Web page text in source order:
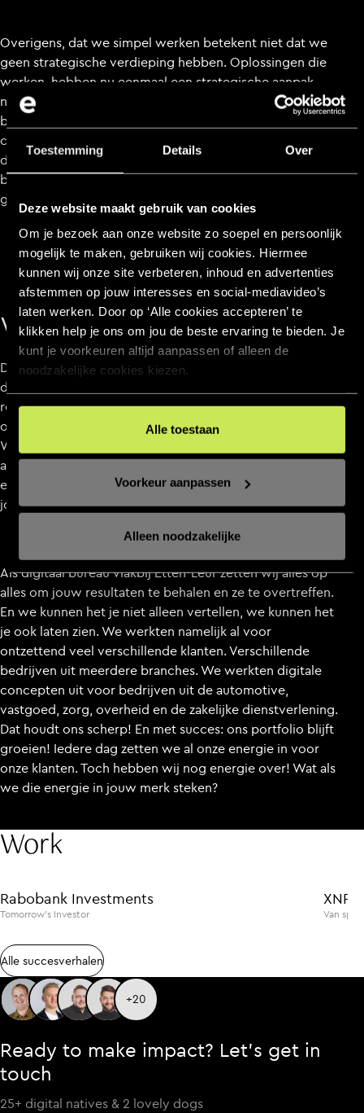
Toestemming Details Over
Deze website maakt gebruik van cookies
Om je bezoek aan onze website zo soepel en persoonlijk
mogelijk te maken, gebruiken wij cookies. Hiermee
kunnen wij onze site verbeteren, inhoud en advertenties
afstemmen op jouw interesses en social‑mediavideo’s
laten werken. Door op ‘Alle cookies accepteren’ te
klikken help je ons om jou de beste ervaring te bieden. Je
kunt je voorkeuren altijd aanpassen of alleen de
noodzakelijke cookies kiezen.
Alle toestaan
Voorkeur aanpassen
Alleen noodzakelijke
Overigens, dat we simpel werken betekent niet dat we
geen strategische verdieping hebben. Oplossingen die
werken, hebben nu eenmaal een strategische aanpak
nodig. We blijven alleen wel weg van de stategische bla-
bla. Zit daar iemand nog op te wachten? Een goed
concept past op een bierviltje. Dat vinden wij. Vind jij
dat ook en wil je graag aan de slag met een digitaal
bureau vlakbij Etten-Leur? Neemcontactmet ons op, we
gaan graag met je in gesprek!
Wij focussen op resultaat
Daar draait het tenslotte om. Jij maakt een investering en
daar wil je resultaat voor terug. Logisch. Daarom is jouw
resultaat vanaf het moment dat we met je gaan werken
ons doel.
Wat we ook maken voor je, van een online platform tot
aan een webshop, van een merkpositionering tot aan
een communicatiecampagne, wij zorgen ervoor dat we
jouw resultaat behalen. En meer!
Als digitaal bureau vlakbij Etten-Leur zetten wij alles op
alles om jouw resultaten te behalen en ze te overtreffen.
En we kunnen het je niet alleen vertellen, we kunnen het
je ook laten zien. We werkten namelijk al voor
ontzettend veel verschillende klanten. Verschillende
bedrijven uit meerdere branches. We werkten digitale
concepten uit voor bedrijven uit de automotive,
vastgoed, zorg, overheid en de zakelijke dienstverlening.
Dat houdt ons scherp! En met succes: ons portfolio blijft
groeien! Iedere dag zetten we al onze energie in voor
onze klanten. Toch hebben wij nog energie over! Wat als
we die energie in jouw merk steken?
Work
Rabobank Investments
Tomorrow’s Investor Van
Alle succesverhalen
Alle succesverhalen
+20
Ready to make impact? Let’s get in
touch
25+ digital natives & 2 lovely dogs